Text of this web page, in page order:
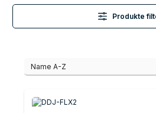
Produkte